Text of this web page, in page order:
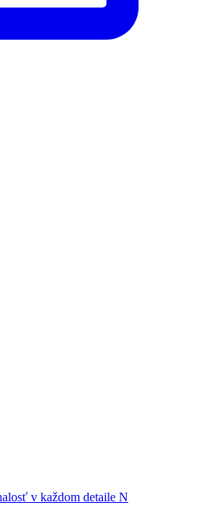
v každom detaile N